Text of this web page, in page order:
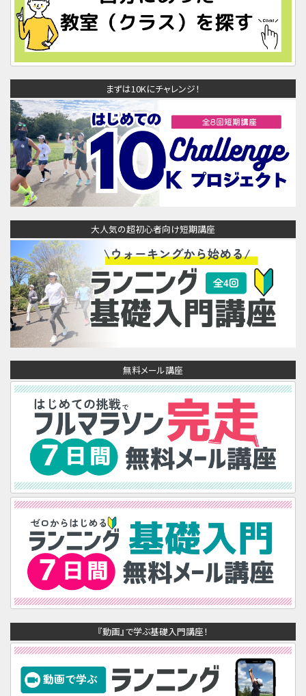
まずは10Kにチャレンジ！
大人気の超初心者向け短期講座
無料メール講座
『動画』で学ぶ基礎入門講座！